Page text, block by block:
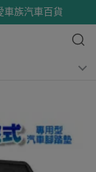
車族汽車百貨